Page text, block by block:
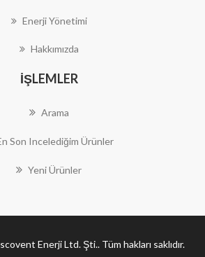
Enerji Yönetimi
Hakkımızda
İŞLEMLER
Arama
Son Incelediğim Ürünler
Yeni Ürünler
Enerji Ltd. Şti.. Tüm hakları saklıdır.